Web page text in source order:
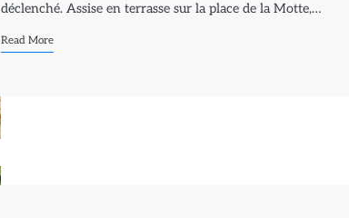
déclenché. Assise en terrasse sur la place de la Motte,…
Read More